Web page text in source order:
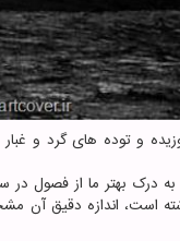
و توده های گرد و
به درک بهتر ما از فصول در
است، اندازه دقیق آن